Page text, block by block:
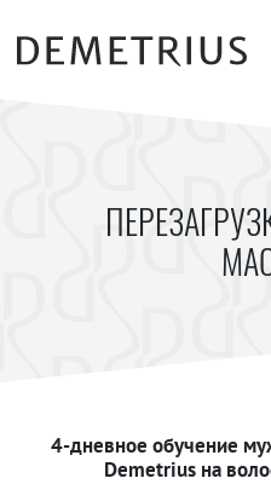
4-дневное обучение
Demetrius на